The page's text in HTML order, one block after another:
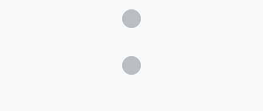
Загрузка...
Загрузка...